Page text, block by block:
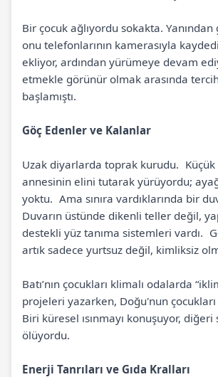
Bir çocuk ağlıyordu sokakta.
onu telefonlarının kamerasıyla
ekliyor, ardından yürümeye devam
etmekle görünür olmak arasında
başlamıştı.
Göç Edenler ve Kalanlar
Uzak diyarlarda toprak kurudu. Küçük
annesinin elini tutarak yürüyordu;
yoktu. Ama sınıra vardıklarında bir
Duvarın üstünde dikenli teller değil,
destekli yüz tanıma sistemleri vardı.
artık sadece yurtsuz değil, kimliksiz
Batı’nın çocukları klimalı odalarda
projeleri yazarken, Doğu'nun
Biri küresel ısınmayı konuşuyor,
ölüyordu.
Enerji Tanrıları ve Gıda Kralları